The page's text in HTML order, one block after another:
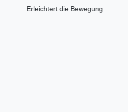
Erleichtert die Bewegung